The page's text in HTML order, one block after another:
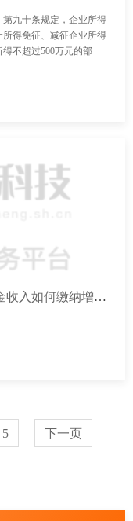
九十条规定，企业所得
得免征、减征企业所得
不超过500万元的部
拍卖行受托拍卖取得的手续费或佣金收入如何缴纳增值税？
5 下一页